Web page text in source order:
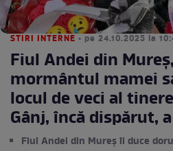
STIRI INTERNE • pe 24.10.2025 la
Fiul Andei din
mormântul mamei
locul de veci al
Fiul Andei din Mureș îi duce